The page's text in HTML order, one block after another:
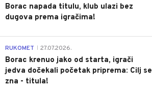
Borac napada titulu, klub ulazi bez
dugova prema igračima!
RUKOMET 27.07.2026.
Borac krenuo jako od starta, igrači
jedva dočekali početak priprema: Cilj se
zna - titula!